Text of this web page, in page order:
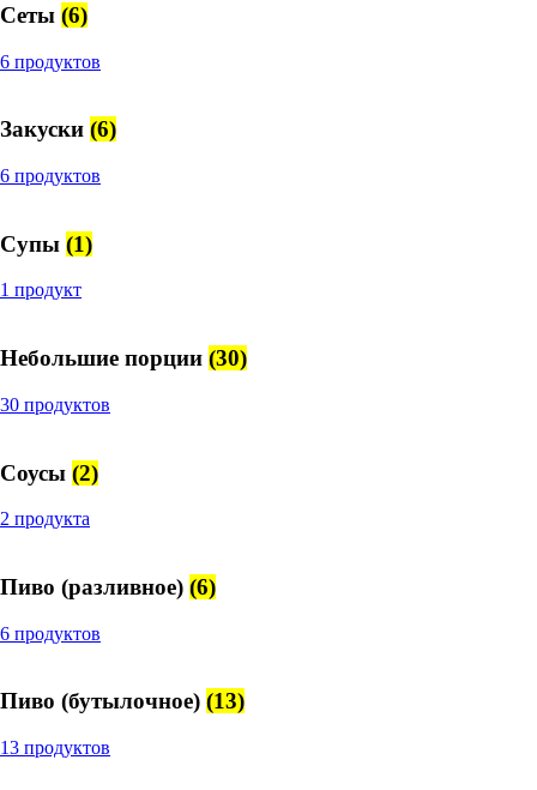
Сеты (6)
6 продуктов
Закуски (6)
6 продуктов
Супы (1)
1 продукт
Небольшие порции (30)
30 продуктов
Соусы (2)
2 продукта
Пиво (разливное) (6)
6 продуктов
Пиво (бутылочное) (13)
13 продуктов